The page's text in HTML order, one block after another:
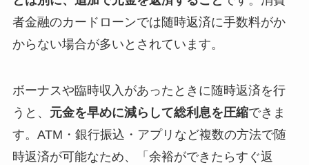
者金融のカードローンでは随時返済に手数料がか
からない場合が多いとされています。
ボーナスや臨時収入があったときに随時返済を行
うと、 元金を早めに減らして総利息を圧縮できま
す。ATM・銀行振込・アプリなど複数の方法で随
時返済が可能なため、「余裕ができたらすぐ返